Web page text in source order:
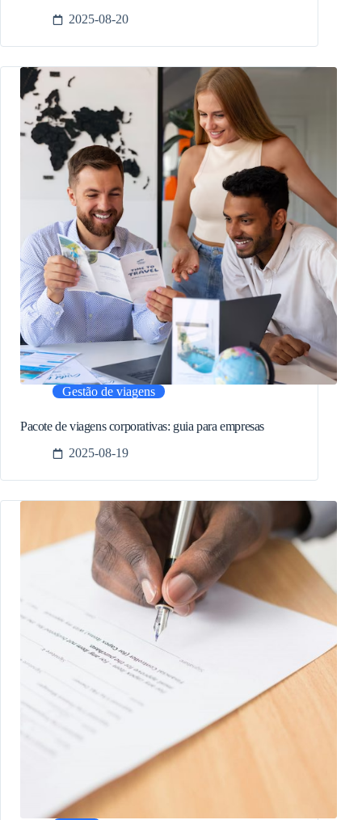
2025-08-20
Gestão de viagens
Pacote de viagens corporativas: guia para empresas
2025-08-19